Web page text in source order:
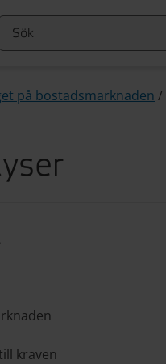
på bostadsmarknaden /
kraven